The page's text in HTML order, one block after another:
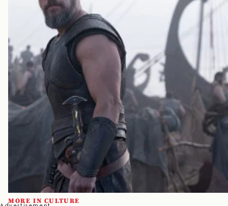
MORE IN CULTURE